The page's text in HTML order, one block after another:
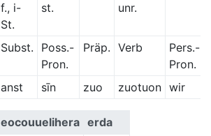
f., i-
St.
st. unr.
Subst.
Poss.-
Pron.
Präp. Verb
Pers.-
Pron.
anst sīn zuo zuotuon wir
eocouuelihera erda